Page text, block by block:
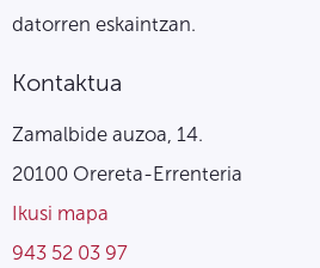
datorren eskaintzan.
Kontaktua
Zamalbide auzoa, 14.
20100 Orereta-Errenteria
Ikusi mapa
943 52 03 97